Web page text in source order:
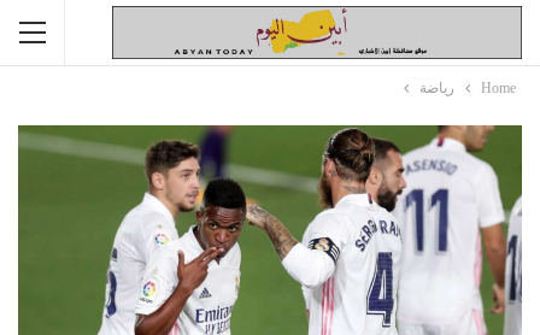
Home رياضة